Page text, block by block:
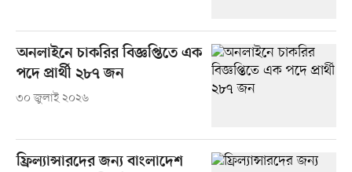
অনলাইনে চাকরির বিজ্ঞপ্তিতে এক
পদে প্রার্থী ২৮৭ জন
৩০ জুলাই ২০২৬
ফ্রিল্যান্সারদের জন্য বাংলাদেশ